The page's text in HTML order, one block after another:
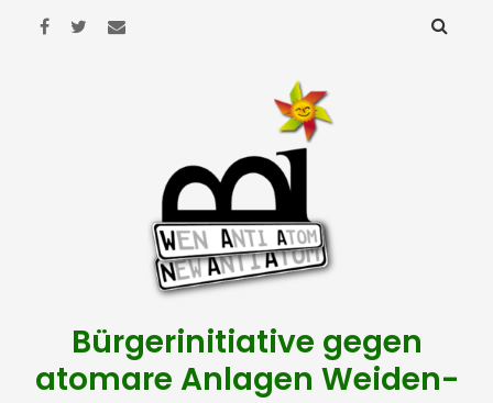
Bürgerinitiative gegen
atomare Anlagen Weiden-